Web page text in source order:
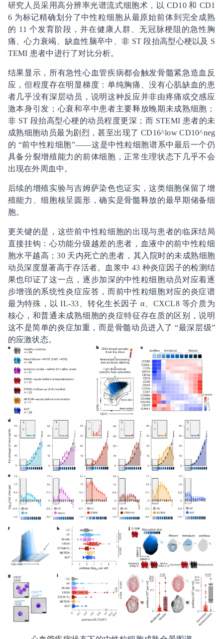
研究人员采用高分辨率光谱流式细胞术，以 CD10 和 CD1
6 为标记精确划分了中性粒细胞从最原始前体到完全成熟
的 11 个发育阶段，并在健康人群、无冠脉梗阻的急性胸
痛、心力衰竭、缺血性脑卒中、非 ST 段抬高型心梗以及 S
TEMI 患者中进行了对比分析。
结果显示，所有急性心血管疾病都会触发骨髓紧急造血反
应，但程度存在明显梯度：单纯胸痛、没有心肌缺血的患
者几乎没有深层动员，说明这种反应并非由疼痛或交感应
激本身引发；心衰和卒中患者主要释放晚期未成熟细胞；
非 ST 段抬高型心梗的动员程度更深；而 STEMI 患者的未
成熟细胞动员最为剧烈，甚至出现了 CD16^low CD10^neg
的 “前中性粒细胞”——这是中性粒细胞谱系中最后一个仍
具备分裂增殖能力的前体细胞，正常生理状态下几乎不会
出现在外周血中。
后续的增殖实验与吉姆萨染色也证实，这类细胞保留了增
殖能力、细胞核呈圆形，确实是骨髓释放的最早期储备细
胞。
更关键的是，这些前中性粒细胞的出现与患者的临床结局
直接挂钩：心功能分级越差的患者，血液中的前中性粒细
胞水平越高；30 天内死亡的患者，其入院时的未成熟细胞
动员深度显著高于存活者。血浆中 43 种炎症因子的检测结
果也印证了这一点，逐步加深的中性粒细胞动员对应着逐
步增强的系统性炎症应答，而前中性粒细胞对应的炎症谱
最为特殊，以 IL-33、转化生长因子 α、CXCL8 等介质为
核心，和普通未成熟细胞的炎症特征存在质的区别，说明
这不是简单的炎症加重，而是骨髓动员进入了 “最深层级”
的应激状态。